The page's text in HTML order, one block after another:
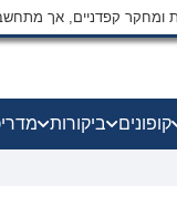
ומחקר קפדניים, אך
קופונים ביקורות